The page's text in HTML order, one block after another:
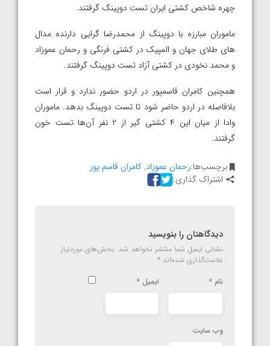
چهره شاخص کشتی ایران تست دوپینگ گرفتند.
ماموران مبارزه با دوپینگ از محمدرضا گرایی دارنده مدال
های طلای جهان و المپیک در کشتی فرنگی و رحمان عموزاد
و محمد نخودی در کشتی آزاد تست دوپینگ گرفتند.
همچنین کامران قاسمپور در اردو حضور ندارد و قرار است
بلافاصله در اردو حاضر شود تا تست دوپینگ بدهد. ماموران
وادا از میان این ۴ کشتی گیر از ۲ نفر آن‌ها تست خون
گرفتند.
برچسب‌ها:رحمان عموزاد,کامران قاسم پور
اشتراک گذاری:
دیدگاهتان را بنویسید
نشانی ایمیل شما منتشر نخواهد شد. بخش‌های موردنیاز
علامت‌گذاری شده‌اند *
نام * ایمیل *
وب‌ سایت